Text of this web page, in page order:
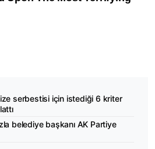
serbestisi için istediği 6 kriter
belediye başkanı AK Partiye